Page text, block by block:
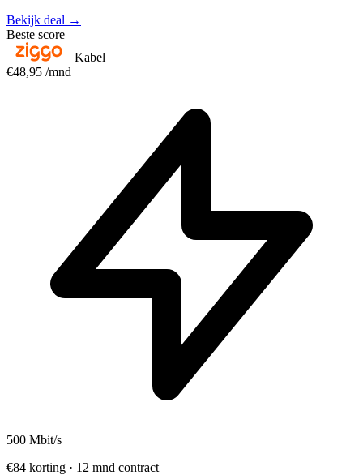
Bekijk deal →
Beste score
Kabel
€48,95 /mnd
500 Mbit/s
€84 korting · 12 mnd contract